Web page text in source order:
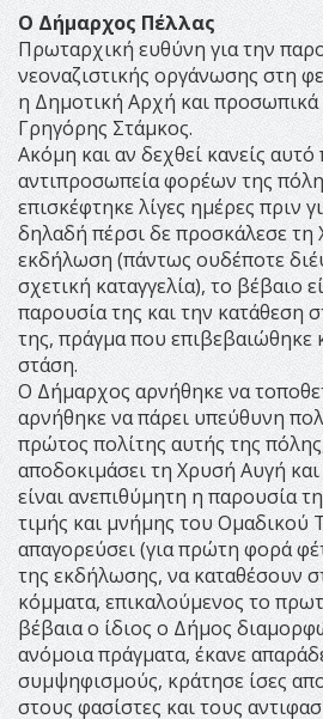
Ο Δήμαρχος Πέλλας
Πρωταρχική ευθύνη για την
νεοναζιστικής οργάνωσης στη
η Δημοτική Αρχή και
Γρηγόρης Στάμκος.
Ακόμη και αν δεχθεί κανείς
αντιπροσωπεία φορέων της
επισκέφτηκε λίγες ημέρες πριν
δηλαδή πέρσι δε προσκάλεσε
εκδήλωση (πάντως ουδέποτε
σχετική καταγγελία), το βέβαιο
παρουσία της και την κατάθεση
της, πράγμα που επιβεβαιώθηκε
στάση.
Ο Δήμαρχος αρνήθηκε να
αρνήθηκε να πάρει υπεύθυνη
πρώτος πολίτης αυτής της
αποδοκιμάσει τη Χρυσή Αυγή
είναι ανεπιθύμητη η παρουσία
τιμής και μνήμης του Ομαδικού
απαγορεύσει (για πρώτη φορά
της εκδήλωσης, να καταθέσουν
κόμματα, επικαλούμενος το
βέβαια ο ίδιος ο Δήμος
ανόμοια πράγματα, έκανε
συμψηφισμούς, κράτησε ίσες
στους φασίστες και τους